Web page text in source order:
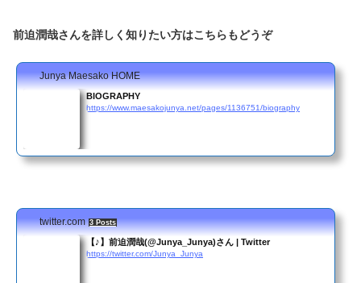
前迫潤哉さんを詳しく知りたい方はこちらもどうぞ
Junya Maesako HOME
BIOGRAPHY
https://www.maesakojunya.net/pages/1136751/biography
twitter.com 3 Posts
【♪】前迫潤哉(@Junya_Junya)さん | Twitter
https://twitter.com/Junya_Junya